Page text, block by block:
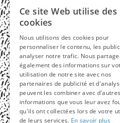
Ce site Web utilise des
cookies
Nous utilisons des cookies pour
personnaliser le contenu, les
analyser notre trafic. Nous
également des informations sur
utilisation de notre site avec nos
partenaires de publicité et
peuvent les combiner avec d'autres
informations que vous leur avez
qu'ils ont collectées lors de votre
de leurs services. En savoir plus